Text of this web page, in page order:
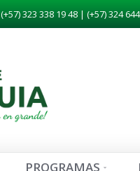
(+57) 323 338 19 48 | (+57) 324
PROGRAMAS